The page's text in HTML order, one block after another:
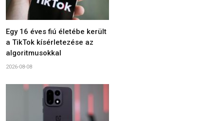
Egy 16 éves fiú életébe került
a TikTok kísérletezése az
algoritmusokkal
2026-08-08